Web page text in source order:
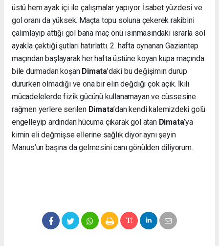
üstü hem ayak içi ile çalışmalar yapıyor. İsabet yüzdesi ve
gol oranı da yüksek. Maçta topu soluna çekerek rakibini
çalımlayıp attığı gol bana maç önü ısınmasındaki ısrarla sol
ayakla çektiği şutları hatırlattı. 2. hafta oynanan Gaziantep
maçından başlayarak her hafta üstüne koyan kupa maçında
bile durmadan koşan Dimata’daki bu değişimin durup
dururken olmadığı ve ona bir elin değdiği çok açık. İkili
mücadelelerde fizik gücünü kullanamayan ve cüssesine
rağmen yerlere serilen Dimata’dan kendi kalemizdeki golü
engelleyip ardından hücuma çıkarak gol atan Dimata’ya
kimin eli değmişse ellerine sağlık diyor aynı şeyin
Marıus’un başına da gelmesini canı gönülden diliyorum.